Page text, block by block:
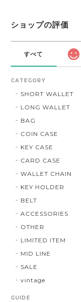
ショップの評価
すべて
CATEGORY
SHORT WALLET
LONG WALLET
BAG
COIN CASE
KEY CASE
CARD CASE
WALLET CHAIN
KEY HOLDER
BELT
ACCESSORIES
OTHER
LIMITED ITEM
MID LINE
SALE
vintage
GUIDE